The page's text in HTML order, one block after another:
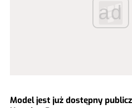
ad
Model jest już dostępny